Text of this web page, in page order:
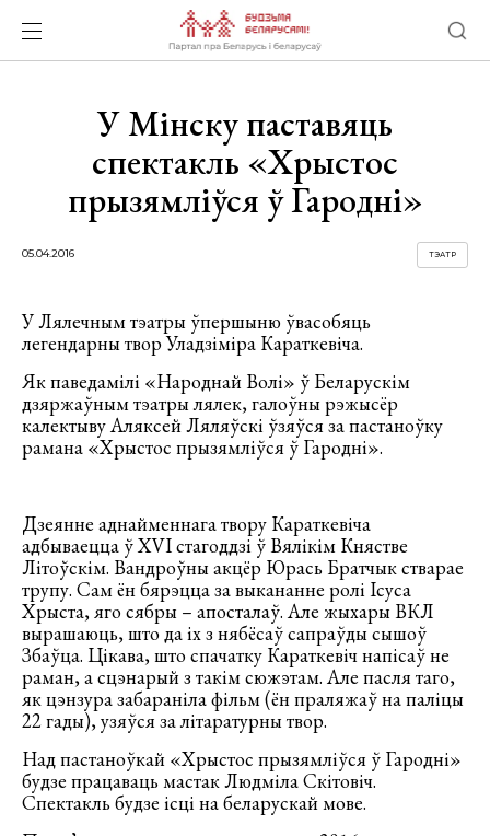
У Мінску паставяць
спектакль «Хрыстос
прызямліўся ў Гародні»
05.04.2016 ТЭАТР
У Лялечным тэатры ўпершыню ўвасобяць
легендарны твор Уладзіміра Караткевіча.
Як паведамілі «Народнай Волі» ў Беларускім
дзяржаўным тэатры лялек, галоўны рэжысёр
калектыву Аляксей Ляляўскі ўзяўся за пастаноўку
рамана «Хрыстоc прызямліўся ў Гародні».
Дзеянне аднайменнага твору Караткевіча
адбываецца ў XVI стагоддзі ў Вялікім Княстве
Літоўскім. Вандроўны акцёр Юрась Братчык стварае
трупу. Сам ён бярэцца за выкананне ролі Ісуса
Хрыста, яго сябры – апосталаў. Але жыхары ВКЛ
вырашаюць, што да іх з нябёсаў сапраўды сышоў
Збаўца. Цікава, што спачатку Караткевіч напісаў не
раман, а сцэнарый з такім сюжэтам. Але пасля таго,
як цэнзура забараніла фільм (ён праляжаў на паліцы
22 гады), узяўся за літаратурны твор.
Над пастаноўкай «Хрыстос прызямліўся ў Гародні»
будзе працаваць мастак Людміла Скітовіч.
Спектакль будзе ісці на беларускай мове.